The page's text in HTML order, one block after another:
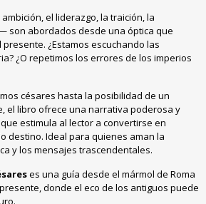
el liderazgo, la traición, la
son abordados desde una óptica que
¿Estamos escuchando las
¿O repetimos los errores de los imperios
césares hasta la posibilidad de un
el libro ofrece una narrativa poderosa y
estimula al lector a convertirse en
destino. Ideal para quienes aman la
y los mensajes trascendentales.
es una guía desde el mármol de Roma
donde el eco de los antiguos puede